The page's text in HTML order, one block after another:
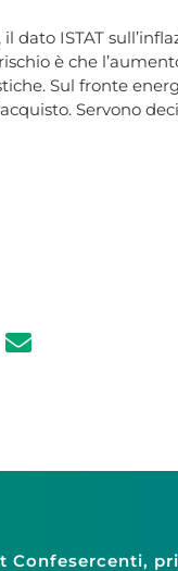
ISTAT
è che
Sul fronte
Servono
Confesercenti,